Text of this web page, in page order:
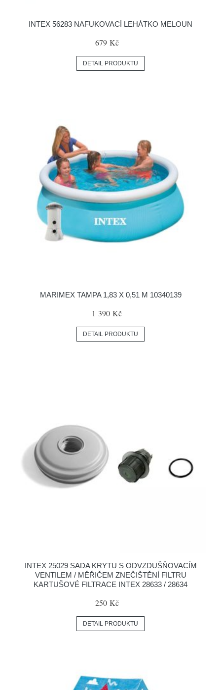
INTEX 56283 NAFUKOVACÍ LEHÁTKO MELOUN
679 Kč
DETAIL PRODUKTU
MARIMEX TAMPA 1,83 X 0,51 M 10340139
1 390 Kč
DETAIL PRODUKTU
INTEX 25029 SADA KRYTU S ODVZDUŠŇOVACÍM
VENTILEM / MĚŘIČEM ZNEČIŠTĚNÍ FILTRU
KARTUŠOVÉ FILTRACE INTEX 28633 / 28634
250 Kč
DETAIL PRODUKTU